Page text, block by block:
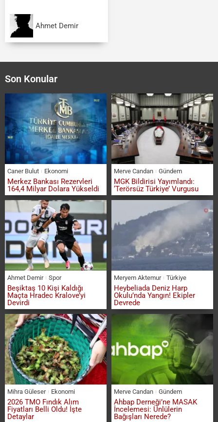
Ahmet Demir
Son Konular
Caner Bulut Ekonomi
Merkez Bankası Rezervleri
164,4 Milyar Dolara Yükseldi
Merve Candan Gündem
MGK Bildirisi Yayımlandı:
‘Terörsüz Türkiye’ Vurgusu
Ahmet Demir Spor
Beşiktaş 10 Kişi Kaldığı
Maçta Hradec Kralove’yi
Devirdi
Meryem Aktemur Türkiye
Heybeliada Deniz Harp
Okulu’nda Yangın! Ekipler
Devrede
Mihra Güleser Ekonomi
2026 TMO Fındık Alım
Fiyatları Belli Oldu! İşte
Detaylar
Merve Candan Gündem
Ahbap Derneği’ne MASAK
İncelemesi: Ünlülerin
Bağışları Nerede?